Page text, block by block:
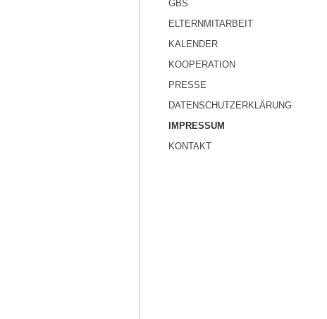
GBS
ELTERNMITARBEIT
KALENDER
KOOPERATION
PRESSE
DATENSCHUTZERKLÄRUNG
IMPRESSUM
KONTAKT